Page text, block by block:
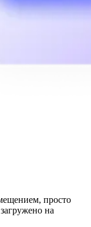
просто
на